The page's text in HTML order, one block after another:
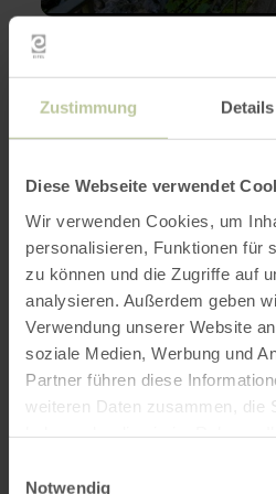
Zustimmung Details
Diese Webseite verwendet
Wir verwenden Cookies, um
personalisieren, Funktionen für
zu können und die Zugriffe auf
analysieren. Außerdem geben
Verwendung unserer Website
soziale Medien, Werbung und
Partner führen diese
weiteren Daten zusammen, die
Notwendig
Schattige Touren
erfahren
zu:
Schattige
Touren
erfahren
zu:
Grenzenlose
Wandertipps